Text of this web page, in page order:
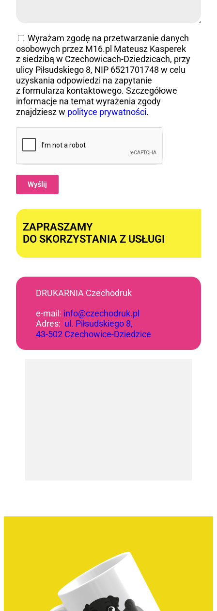
Wyrażam zgodę na przetwarzanie danych
osobowych przez M16.pl Mateusz Kasperek
z siedzibą w Czechowicach-Dziedzicach, przy
ulicy Piłsudskiego 8, NIP 6521701748 w celu
uzyskania odpowiedzi na zapytanie
z formularza kontaktowego. Szczegółowe
informacje na temat wyrażenia zgody
znajdziesz w polityce prywatności.
Wyślij
ZAPRASZAMY
DO SKORZYSTANIA Z USŁUGI
DRUKARNIA Czechodruk
e-mail: info@czechodruk.pl
Adres: ul. Piłsudskiego 8,
43-502 Czechowice-Dziedzice